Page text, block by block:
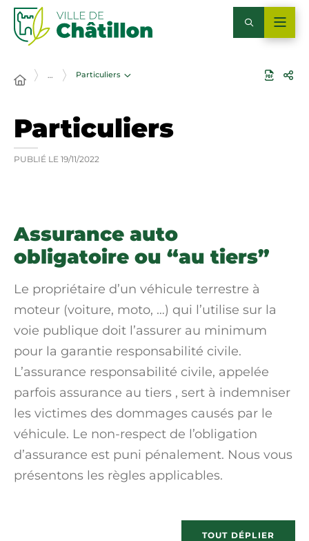
… Particuliers
Particuliers
PUBLIÉ LE 19/11/2022
Assurance auto
obligatoire ou “au tiers”
Le propriétaire d’un véhicule terrestre à
moteur (voiture, moto, …) qui l’utilise sur la
voie publique doit l’assurer au minimum
pour la garantie responsabilité civile.
L’assurance responsabilité civile, appelée
parfois assurance au tiers , sert à indemniser
les victimes des dommages causés par le
véhicule. Le non-respect de l’obligation
d’assurance est puni pénalement. Nous vous
présentons les règles applicables.
TOUT DÉPLIER